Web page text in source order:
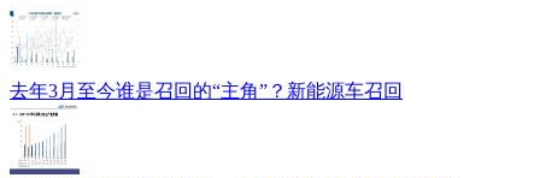
去年3月至今谁是召回的“主角”？新能源车召回